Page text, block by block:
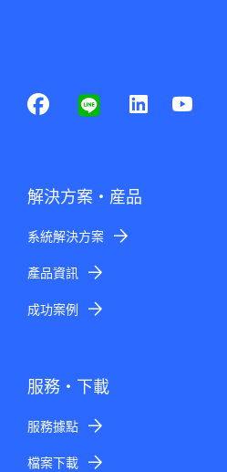
解決方案・産品
系統解決方案
產品資訊
成功案例
服務・下載
服務據點
檔案下載